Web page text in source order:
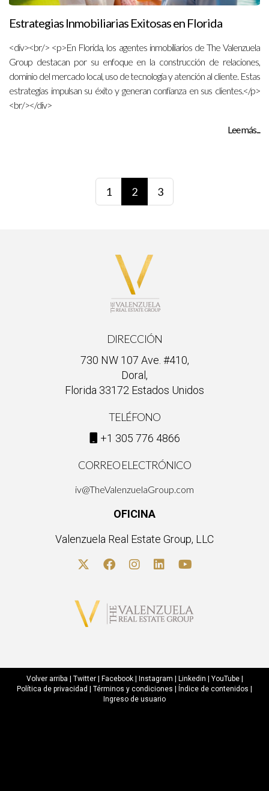
Estrategias Inmobiliarias Exitosas en Florida
<div><br/> <p>En Florida, los agentes inmobiliarios de The Valenzuela
Group destacan por su enfoque en la construcción de relaciones,
dominio del mercado local, uso de tecnología y atención al cliente. Estas
estrategias impulsan su éxito y generan confianza en sus clientes.</p>
<br/></div>
Lee más...
1 2 3
DIRECCIÓN
730 NW 107 Ave. #410,
Doral,
Florida 33172 Estados Unidos
TELÉFONO
+1 305 776 4866
CORREO ELECTRÓNICO
iv@TheValenzuelaGroup.com
OFICINA
Valenzuela Real Estate Group, LLC
Volver arriba Twitter| Facebook| Instagram Linkedin YouTube|
Política de privacidad
Términos y condiciones Índice de contenidos
Ingreso de usuario